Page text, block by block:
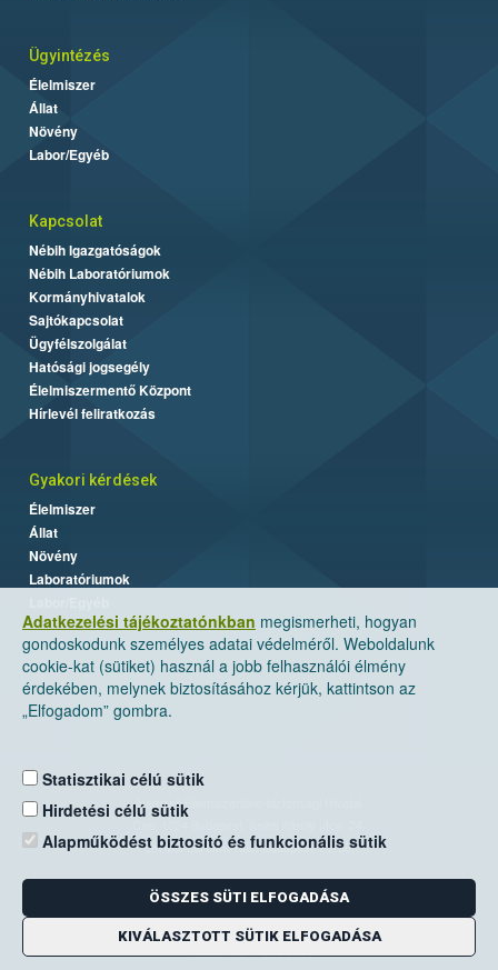
Adatkezelési tájékoztatónkban megismerheti, hogyan
gondoskodunk személyes adatai védelméről. Weboldalunk
cookie-kat (sütiket) használ a jobb felhasználói élmény
érdekében, melynek biztosításához kérjük, kattintson az
„Elfogadom” gombra.
Statisztikai célú sütik
Hirdetési célú sütik
Alapműködést biztosító és funkcionális sütik
ÖSSZES SÜTI ELFOGADÁSA
KIVÁLASZTOTT SÜTIK ELFOGADÁSA
Ügyintézés
Élelmiszer
Állat
Növény
Labor/Egyéb
Kapcsolat
Nébih Igazgatóságok
Nébih Laboratóriumok
Kormányhivatalok
Sajtókapcsolat
Ügyfélszolgálat
Hatósági jogsegély
Élelmiszermentő Központ
Hírlevél feliratkozás
Gyakori kérdések
Élelmiszer
Állat
Növény
Laboratóriumok
Nemzeti Élelmiszerlánc-biztonsági Hivatal
Levelezési cím: 1525 Budapest. Pf. 30.
E-mail:ugyfelszolgalat@nebih.gov.hu
Zöld szám: 06-80/263-244
Telefon: 06-1/ 336-9000